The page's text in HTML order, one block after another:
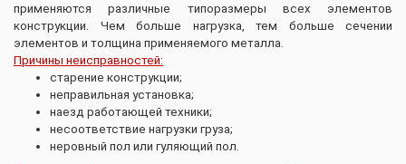
применяются различные типоразмеры всех элементов
конструкции. Чем больше нагрузка, тем больше сечении
элементов и толщина применяемого металла.
Причины неисправностей:
старение конструкции;
неправильная установка;
наезд работающей техники;
несоответствие нагрузки груза;
неровный пол или гуляющий пол.